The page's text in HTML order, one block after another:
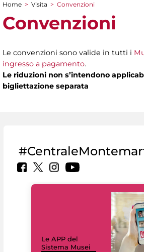
Tu sei qui
Home > Visita > Convenzioni
Convenzioni
Le convenzioni sono valide in tutti i
ingresso a pagamento.
Le riduzioni non s’intendono
bigliettazione separata
Le APP del
Sistema Musei